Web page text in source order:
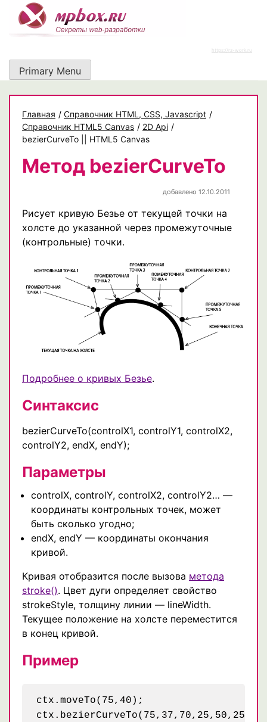
content
https://rz-work.ru
Primary Menu
Главная / Cправочник HTML, CSS, Javascript /
Справочник HTML5 Canvas / 2D Api /
bezierCurveTo || HTML5 Canvas
Метод bezierCurveTo
добавлено 12.10.2011
Рисует кривую Безье от текущей точки на
холсте до указанной через промежуточные
(контрольные) точки.
Подробнее о кривых Безье.
Синтаксис
bezierCurveTo(controlX1, controlY1, controlX2,
controlY2, endX, endY);
Параметры
controlX, controlY, controlX2, controlY2… —
координаты контрольных точек, может
быть сколько угодно;
endX, endY — координаты окончания
кривой.
Кривая отобразится после вызова метода
stroke(). Цвет дуги определяет свойство
strokeStyle, толщину линии — lineWidth.
Текущее положение на холсте переместится
в конец кривой.
Пример
ctx.moveTo(75,40);
ctx.bezierCurveTo(75,37,70,25,50,25);